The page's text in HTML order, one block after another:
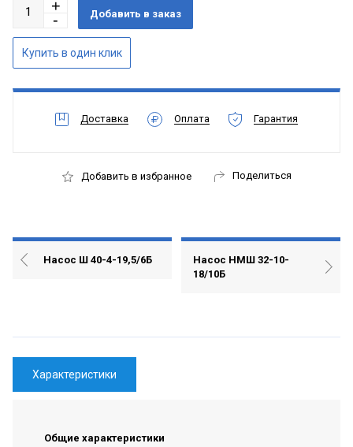
Доставка Оплата Гарантия
Добавить в избранное Поделиться
Насос Ш 40-4-19,5/6Б
Насос НМШ 32-10-
18/10Б
Характеристики
Общие характеристики